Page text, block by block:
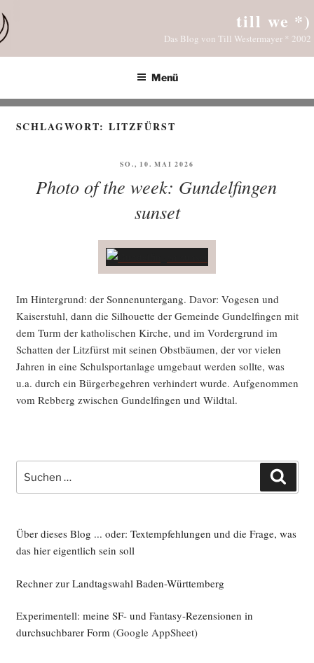
Inhalt
springen
till we *)
Das Blog von Till Westermayer * 2002
Menü
SCHLAGWORT:LITZFÜRST
VERÖFFENTLICHT
SO., 10. MAI 2026
Photo of the week: Gundelfingen
sunset
Im Hin­ter­grund: der Son­nen­un­ter­gang. Davor: Voge­sen und
Kai­ser­stuhl, dann die Sil­hou­et­te der Gemein­de Gun­del­fin­gen mit
dem Turm der katho­li­schen Kir­che, und im Vor­der­grund im
Schat­ten der Litz­fürst mit sei­nen Obst­bäu­men, der vor vie­len
Jah­ren in eine Schul­sport­an­la­ge umge­baut wer­den soll­te, was
u.a. durch ein Bür­ger­be­geh­ren ver­hin­dert wur­de. Auf­ge­nom­men
vom Reb­berg zwi­schen Gun­del­fin­gen und Wildtal.
nach:
Über dieses Blog ... oder: Textempfehlungen und die Frage, was
das hier eigentlich sein soll
Rechner zur Landtagswahl Baden-Württemberg
Experimentell: meine SF- und Fantasy-Rezensionen in
durchsuchbarer Form(Google AppSheet)